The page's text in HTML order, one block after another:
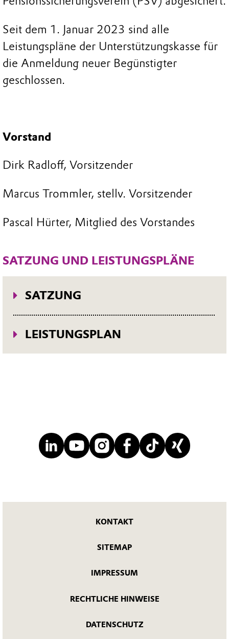
Seit dem 1. Januar 2023 sind alle
Leistungspläne der Unterstützungskasse für
die Anmeldung neuer Begünstigter
geschlossen.
Vorstand
Dirk Radloff, Vorsitzender
Marcus Trommler, stellv. Vorsitzender
Pascal Hürter, Mitglied des Vorstandes
SATZUNG UND LEISTUNGSPLÄNE
SATZUNG
LEISTUNGSPLAN
KONTAKT
SITEMAP
IMPRESSUM
RECHTLICHE HINWEISE
DATENSCHUTZ